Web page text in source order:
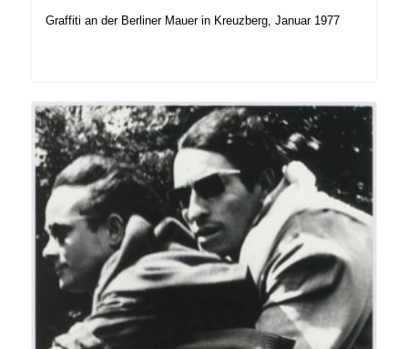
Graffiti an der Berliner Mauer in Kreuzberg, Januar 1977